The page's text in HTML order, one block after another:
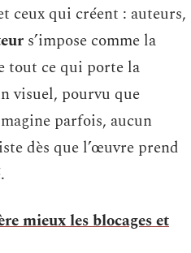
ceux qui créent : auteurs,
s’impose comme la
tout ce qui porte la
visuel, pourvu que
parfois, aucun
dès que l’œuvre prend
mieux les blocages et